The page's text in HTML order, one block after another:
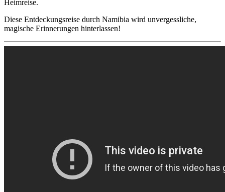
Heimreise.
Diese Entdeckungsreise durch Namibia wird unvergessliche,
magische Erinnerungen hinterlassen!